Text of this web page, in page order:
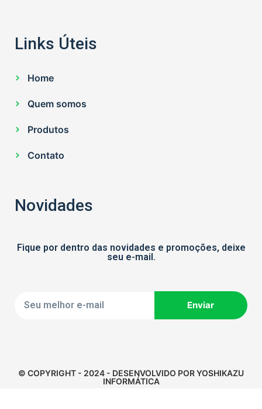
Links Úteis
Home
Quem somos
Produtos
Contato
Novidades
Fique por dentro das novidades e promoções, deixe
seu e-mail.
Enviar
© COPYRIGHT - 2024 - DESENVOLVIDO POR YOSHIKAZU
INFORMÁTICA